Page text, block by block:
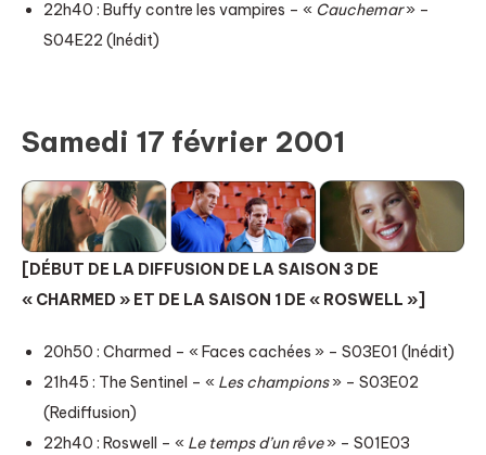
22h40 : Buffy contre les vampires – « Cauchemar» –
S04E22 (Inédit)
Samedi 17 février 2001
[DÉBUT DE LA DIFFUSION DE LA SAISON 3 DE
« CHARMED » ET DE LA SAISON 1 DE « ROSWELL »]
20h50 : Charmed – « Faces cachées » – S03E01 (Inédit)
21h45 : The Sentinel – « Les champions» – S03E02
(Rediffusion)
22h40 : Roswell – « Le temps d’un rêve» – S01E03